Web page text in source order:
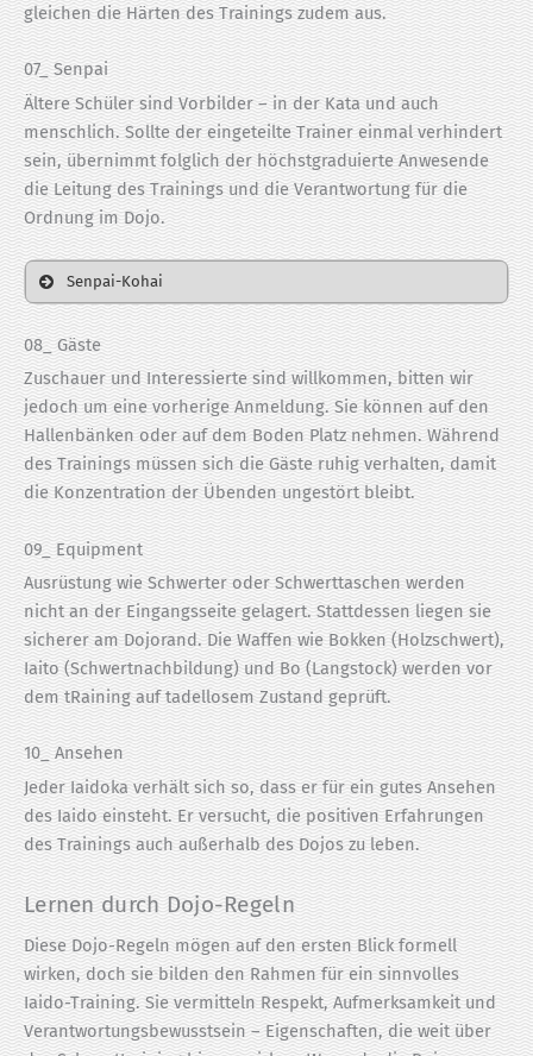
gleichen die Härten des Trainings zudem aus.
07_ Senpai
Ältere Schüler sind Vorbilder – in der Kata und auch
menschlich. Sollte der eingeteilte Trainer einmal verhindert
sein, übernimmt folglich der höchstgraduierte Anwesende
die Leitung des Trainings und die Verantwortung für die
Ordnung im Dojo.
Senpai-Kohai
08_ Gäste
Zuschauer und Interessierte sind willkommen, bitten wir
jedoch um eine vorherige Anmeldung. Sie können auf den
Hallenbänken oder auf dem Boden Platz nehmen. Während
des Trainings müssen sich die Gäste ruhig verhalten, damit
die Konzentration der Übenden ungestört bleibt.
09_ Equipment
Ausrüstung wie Schwerter oder Schwerttaschen werden
nicht an der Eingangsseite gelagert. Stattdessen liegen sie
sicherer am Dojorand. Die Waffen wie Bokken (Holzschwert),
Iaito (Schwertnachbildung) und Bo (Langstock) werden vor
dem tRaining auf tadellosem Zustand geprüft.
10_ Ansehen
Jeder Iaidoka verhält sich so, dass er für ein gutes Ansehen
des Iaido einsteht. Er versucht, die positiven Erfahrungen
des Trainings auch außerhalb des Dojos zu leben.
Lernen durch Dojo-Regeln
Diese Dojo-Regeln mögen auf den ersten Blick formell
wirken, doch sie bilden den Rahmen für ein sinnvolles
Iaido-Training. Sie vermitteln Respekt, Aufmerksamkeit und
Verantwortungsbewusstsein – Eigenschaften, die weit über